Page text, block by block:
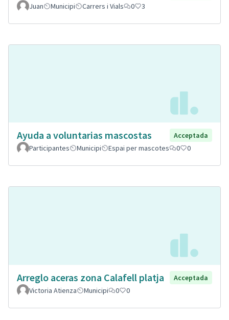
Juan
Municipi Carrers i Vials 0 3
Ayuda a voluntarias mascostas
Acceptada
Participantes
Municipi Espai per mascotes 0 0
Arreglo aceras zona Calafell platja
Acceptada
Victoria Atienza
Municipi 0 0